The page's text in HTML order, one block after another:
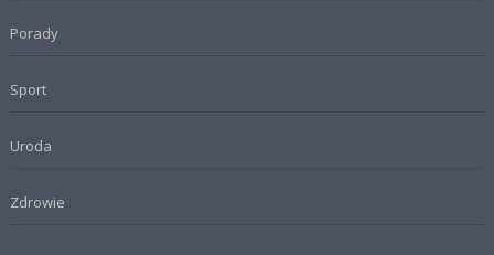
Porady
Sport
Uroda
Zdrowie